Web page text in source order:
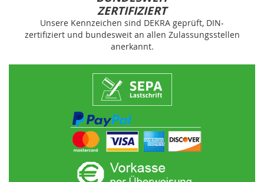
ZERTIFIZIERT
Unsere Kennzeichen sind DEKRA geprüft, DIN-
zertifiziert und bundesweit an allen Zulassungsstellen
anerkannt.